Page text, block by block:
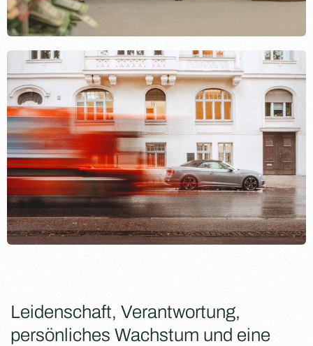
Leidenschaft, Verantwortung,
persönliches Wachstum und eine